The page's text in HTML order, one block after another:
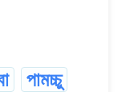
পামচ্চু